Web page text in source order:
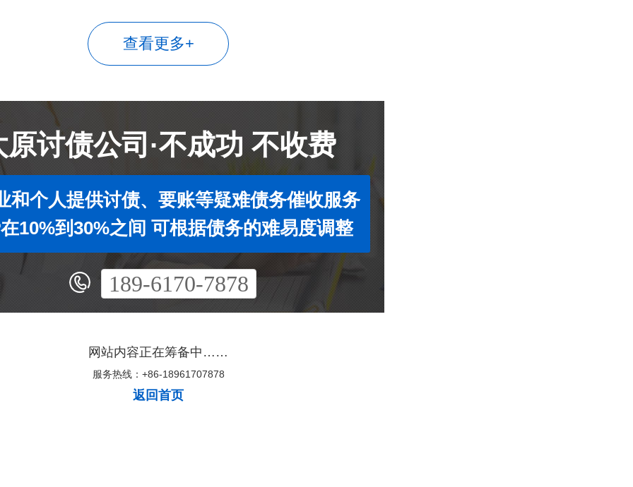
查看更多+
原讨债公司·不成功 不收费
和个人提供讨债、要账等疑难债务催收服务
10%到30%之间 可根据债务的难易度调整
189-6170-7878
网站内容正在筹备中……
服务热线：+86-18961707878
返回首页